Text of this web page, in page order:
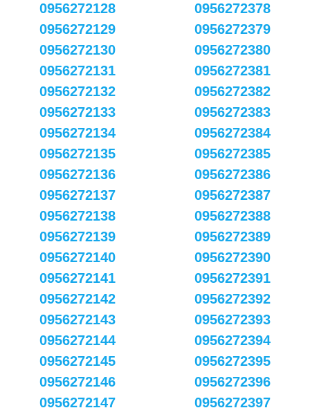
0956272128
0956272129
0956272130
0956272131
0956272132
0956272133
0956272134
0956272135
0956272136
0956272137
0956272138
0956272139
0956272140
0956272141
0956272142
0956272143
0956272144
0956272145
0956272146
0956272147
0956272378
0956272379
0956272380
0956272381
0956272382
0956272383
0956272384
0956272385
0956272386
0956272387
0956272388
0956272389
0956272390
0956272391
0956272392
0956272393
0956272394
0956272395
0956272396
0956272397